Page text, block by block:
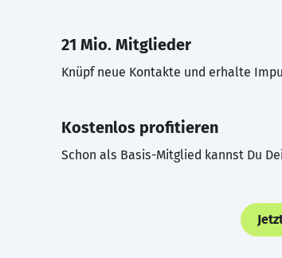
21 Mio. Mitglieder
Knüpf neue Kontakte und erhalte
Kostenlos profitieren
Schon als Basis-Mitglied kannst Du